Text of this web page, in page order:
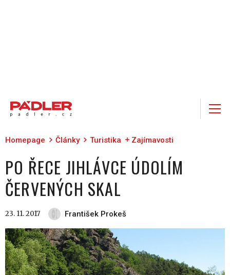
Homepage Články Turistika Zajímavosti
PO ŘECE JIHLÁVCE ÚDOLÍM
ČERVENÝCH SKAL
23. 11. 2017 František Prokeš